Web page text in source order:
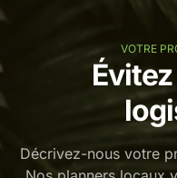
VOTRE
Décrivez-nous votre